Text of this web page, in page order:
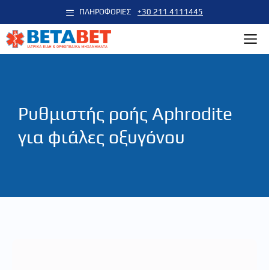
σε
περιεχόμενο
+30 211 4111445
ΠΛΗΡΟΦΟΡΙΕΣ
Ρυθμιστής ροής Aphrodite
για φιάλες οξυγόνου